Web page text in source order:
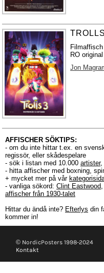
RO original
Jon
AFFISCHER SÖKTIPS:
- om du inte hittar t.ex. en
regissör, eller skådespelare
- sök i listan med 10.000 artister,
- hitta affischer med boxning,
+ mycket mer på vår
- vanliga sökord: Clint Eastwood,
affischer från 1930-talet
Hittar du ändå inte? Efterlys din
kommer in!
© NordicPosters 1998-2024
Kontakt